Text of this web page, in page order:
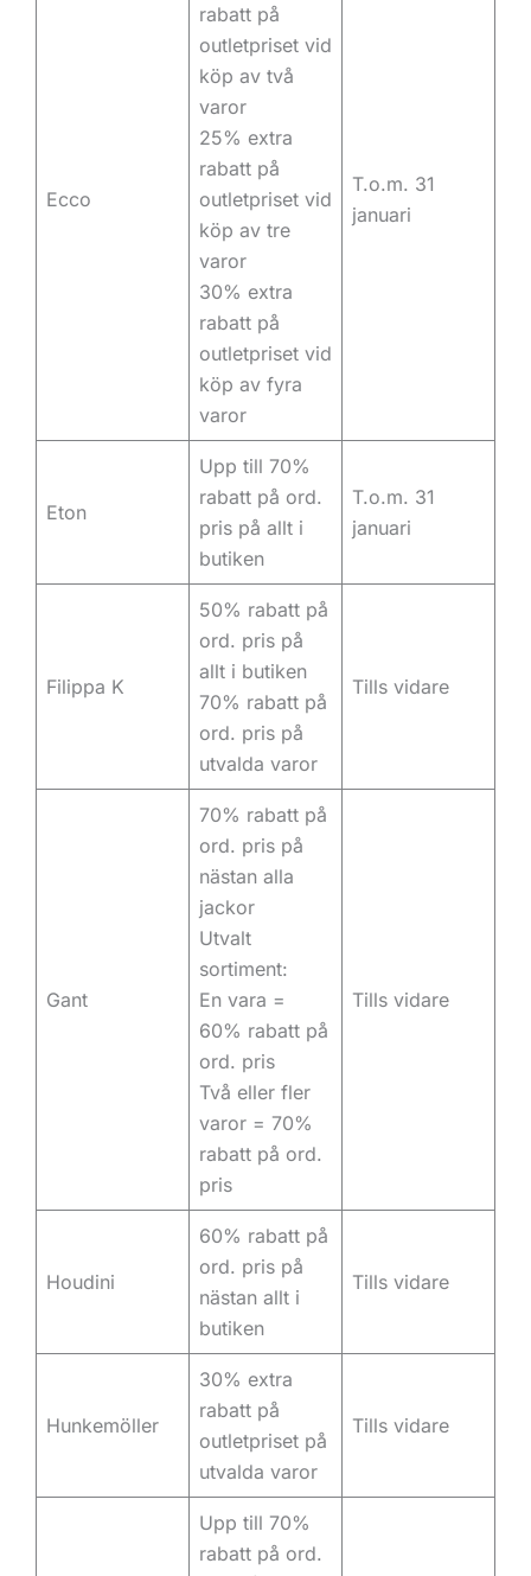
Ecco
rabatt på
outletpriset vid
köp av två
varor
25% extra
rabatt på
outletpriset vid
köp av tre
varor
30% extra
rabatt på
outletpriset vid
köp av fyra
varor
T.o.m. 31
januari
Eton
Upp till 70%
rabatt på ord.
pris på allt i
butiken
T.o.m. 31
januari
Filippa K
50% rabatt på
ord. pris på
allt i butiken
70% rabatt på
ord. pris på
utvalda varor
Tills vidare
Gant
70% rabatt på
ord. pris på
nästan alla
jackor
Utvalt
sortiment:
En vara =
60% rabatt på
ord. pris
Två eller fler
varor = 70%
rabatt på ord.
pris
Tills vidare
Houdini
60% rabatt på
ord. pris på
nästan allt i
butiken
Tills vidare
Hunkemöller
30% extra
rabatt på
outletpriset på
utvalda varor
Tills vidare
Upp till 70%
rabatt på ord.